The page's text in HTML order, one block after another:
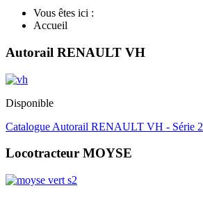
Vous êtes ici :
Accueil
Autorail RENAULT VH
Disponible
Catalogue Autorail RENAULT VH - Série 2
Locotracteur MOYSE